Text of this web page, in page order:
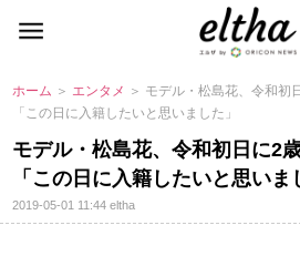
ホーム ＞ エンタメ ＞ モデル・松島花、令和初
「この日に入籍したいと思いました」
モデル・松島花、令和初日に2
「この日に入籍したいと思いま
2019-05-01 11:44eltha